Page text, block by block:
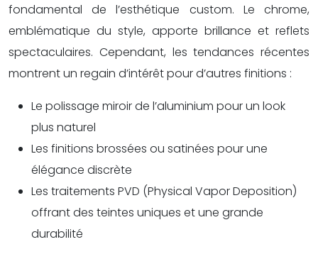
fondamental de l’esthétique custom. Le chrome,
emblématique du style, apporte brillance et reflets
spectaculaires. Cependant, les tendances récentes
montrent un regain d’intérêt pour d’autres finitions :
Le polissage miroir de l’aluminium pour un look
plus naturel
Les finitions brossées ou satinées pour une
élégance discrète
Les traitements PVD (Physical Vapor Deposition)
offrant des teintes uniques et une grande
durabilité